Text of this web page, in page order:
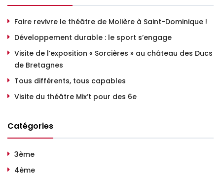
Faire revivre le théâtre de Molière à Saint-Dominique !
Développement durable : le sport s’engage
Visite de l’exposition « Sorcières » au château des Ducs
de Bretagnes
Tous différents, tous capables
Visite du théâtre Mix’t pour des 6e
Catégories
3ème
4ème